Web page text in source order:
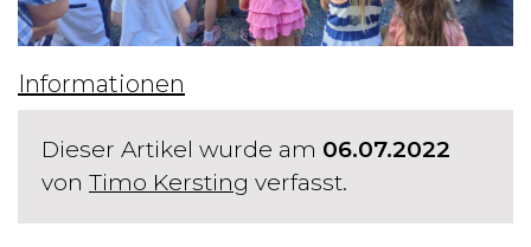
Informationen
Dieser Artikel wurde am 06.07.2022
von Timo Kersting verfasst.